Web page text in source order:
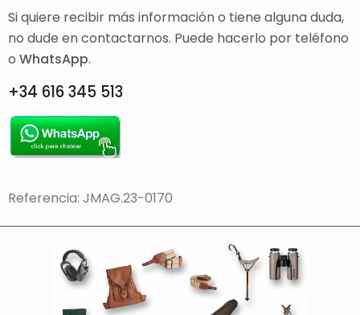
Si quiere recibir más información o tiene alguna duda,
no dude en contactarnos. Puede hacerlo por teléfono
o WhatsApp.
+34 616 345 513
Referencia: JMAG.23-0170